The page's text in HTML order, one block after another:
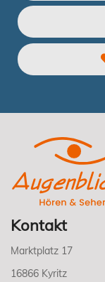
Kontakt
Marktplatz 17
16866 Kyritz